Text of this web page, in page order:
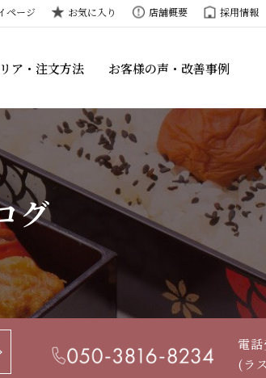
ページ お気に入り 店舗概要 採用情報
ア・注文方法 お客様の声・改善事例
グ
電
(ラ